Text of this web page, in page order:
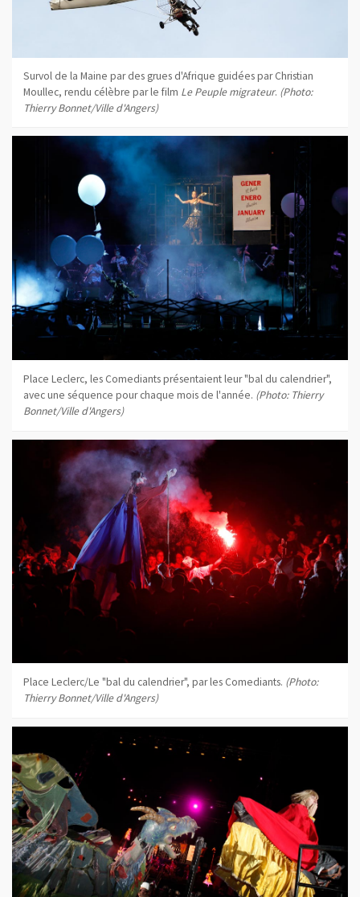
Survol de la Maine par des grues d'Afrique guidées par Christian
Moullec, rendu célèbre par le film Le Peuple migrateur. (Photo:
Thierry Bonnet/Ville d'Angers)
Place Leclerc, les Comediants présentaient leur "bal du calendrier",
avec une séquence pour chaque mois de l'année. (Photo: Thierry
Bonnet/Ville d'Angers)
Place Leclerc/Le "bal du calendrier", par les Comediants. (Photo:
Thierry Bonnet/Ville d'Angers)